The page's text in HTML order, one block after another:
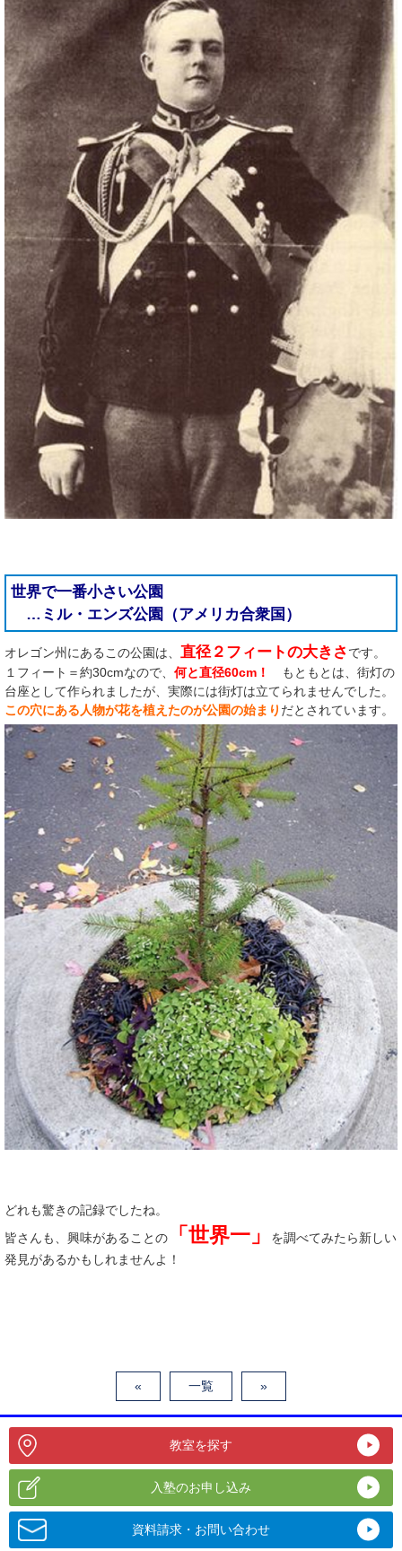
世界で一番小さい公園
…ミル・エンズ公園（アメリカ合衆国）
オレゴン州にあるこの公園は、 直径２フィートの大きさです。
１フィート＝約30cmなので、 何と直径60cm！
もともとは、街灯の
台座として作られましたが、実際には街灯は立てられませんでした。
この穴にある人物が花を植えたのが公園の始まり だとされています。
どれも驚きの記録でしたね。
皆さんも、興味があることの
「世界一」
を調べてみたら新しい
発見があるかもしれませんよ！
« 一覧 »
教室を探す
入塾のお申し込み
資料請求・お問い合わせ